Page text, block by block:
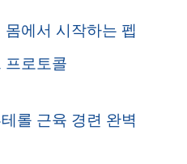
몸에서 시작하는 펩
프로토콜
롤 근육 경련 완벽